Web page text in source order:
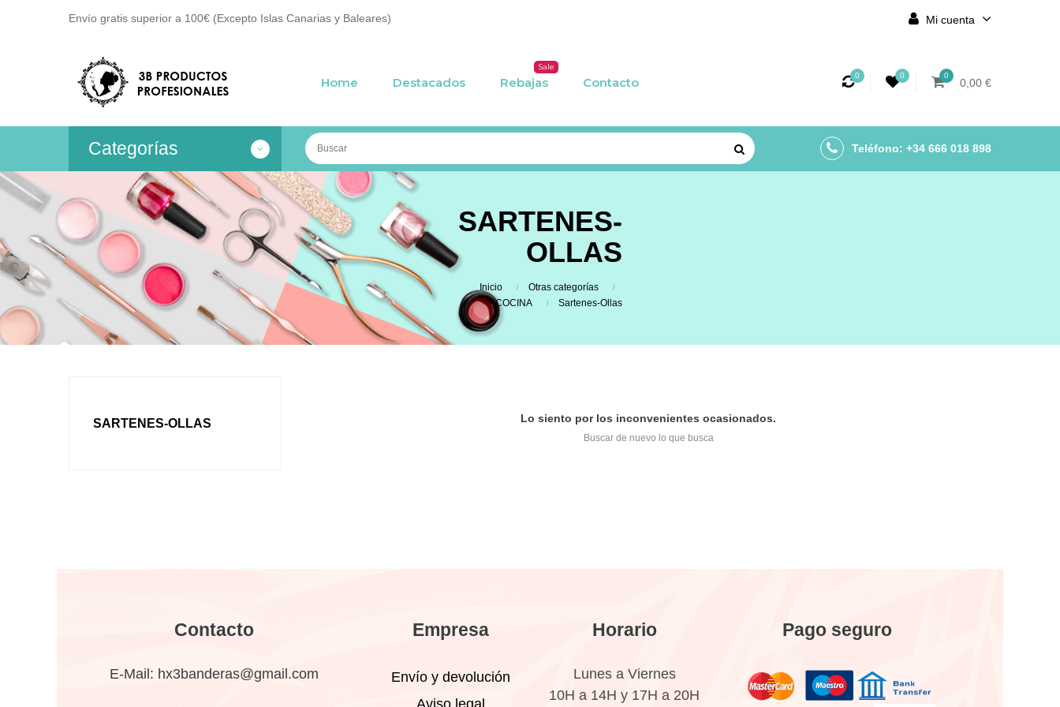
Envío gratis superior a 100€ (Excepto Islas Canarias y Baleares) Mi cuenta
Home Destacados Rebajas
Sale
Contacto 0 0 0
0,00 €
Categorías Teléfono: +34 666 018 898
SARTENES-
OLLAS
Inicio
Otras categorías
COCINA
Sartenes-Ollas
SARTENES-OLLAS Lo siento por los inconvenientes ocasionados.
Buscar de nuevo lo que busca
Contacto
E-Mail: hx3banderas@gmail.com
Empresa
Envío y devolución
Aviso legal
Horario
Lunes a Viernes
10H a 14H y 17H a 20H
Pago seguro